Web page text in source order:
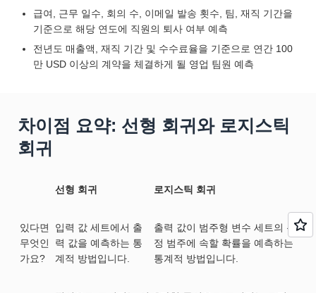
급여, 근무 일수, 회의 수, 이메일 발송 횟수, 팀, 재직 기간을
기준으로 해당 연도에 직원의 퇴사 여부 예측
전년도 매출액, 재직 기간 및 수수료율을 기준으로 연간 100
만 USD 이상의 계약을 체결하게 될 영업 팀원 예측
차이점 요약: 선형 회귀와 로지스틱
회귀
선형 회귀 로지스틱 회귀
있다면
무엇인
가요?
입력 값 세트에서 출
력 값을 예측하는 통
계적 방법입니다.
출력 값이 범주형 변수 세트의 특
정 범주에 속할 확률을 예측하는
통계적 방법입니다.